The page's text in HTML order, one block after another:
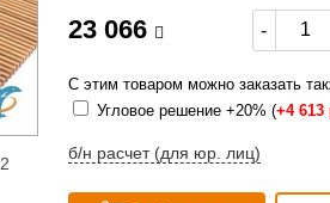
23 066 -
С этим товаром можно заказать
Угловое решение +20% (+4 613
б/н расчет (для юр. лиц)